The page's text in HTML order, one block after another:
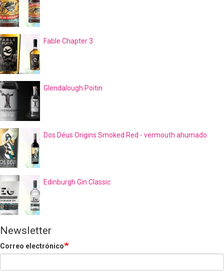
Fable Chapter 3
Glendalough Poitin
Dos Déus Origins Smoked Red - vermouth ahumado
Edinburgh Gin Classic
Newsletter
Correo electrónico